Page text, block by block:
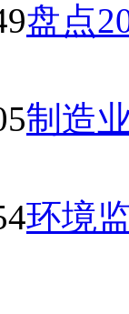
盘点
制造
环境